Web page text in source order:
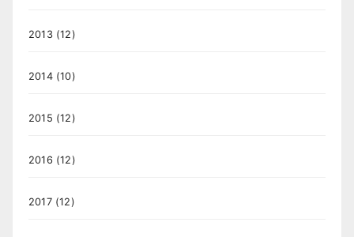
2013(12)
2014(10)
2015 (12)
2016 (12)
2017(12)